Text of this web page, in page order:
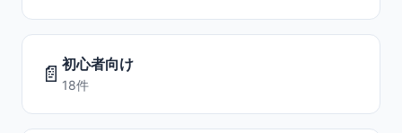
📄 初心者向け
18件